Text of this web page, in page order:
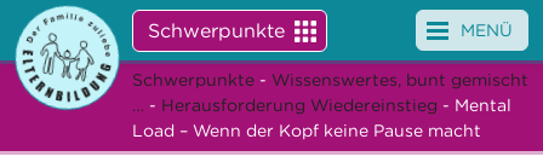
Schwerpunkte
Angebote
Veranstaltungen
MENÜ
Schwerpunkte - Wissenswertes, bunt gemischt
… - Herausforderung Wiedereinstieg - Mental
Load – Wenn der Kopf keine Pause macht